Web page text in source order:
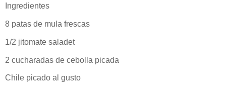
Ingredientes
8 patas de mula frescas
1/2 jitomate saladet
2 cucharadas de cebolla picada
Chile picado al gusto